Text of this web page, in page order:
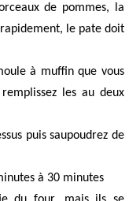
de pommes, la
le pate doit
à muffin que vous
les au deux
puis saupoudrez de
à 30 minutes